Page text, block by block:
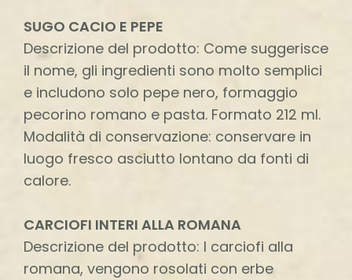
SUGO CACIO E PEPE
Descrizione del prodotto: Come suggerisce
il nome, gli ingredienti sono molto semplici
e includono solo pepe nero, formaggio
pecorino romano e pasta. Formato 212 ml.
Modalità di conservazione: conservare in
luogo fresco asciutto lontano da fonti di
calore.
CARCIOFI INTERI ALLA ROMANA
Descrizione del prodotto: I carciofi alla
romana, vengono rosolati con erbe